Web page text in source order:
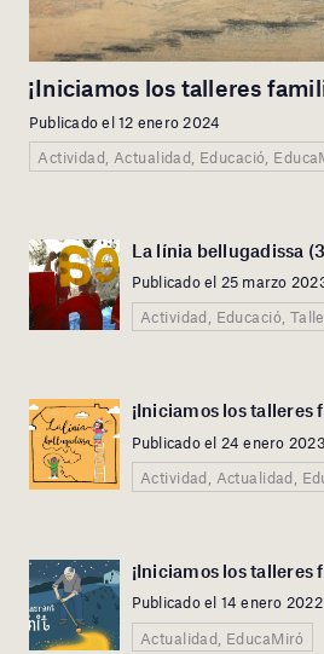
¡Iniciamos los talleres
Publicado el 12 enero 2024
Actividad, Actualidad, Educació,
La línia bellugadissa
Publicado el 25 marzo
Actividad, Educació,
¡Iniciamos los
Publicado el 24 enero 2023
Actividad, Actualidad,
¡Iniciamos los
Publicado el 14 enero 2022
Actualidad, EducaMiró